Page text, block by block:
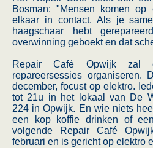
Bosman: "Mensen komen
elkaar in contact. Als je
haagschaar hebt
overwinning geboekt en dat
Repair Café Opwijk zal
repareersessies organiseren.
december, focust op elektro.
tot 21u in het lokaal van De
224 in Opwijk. En wie niets
een kop koffie drinken of
volgende Repair Café
februari en is gericht op elektro